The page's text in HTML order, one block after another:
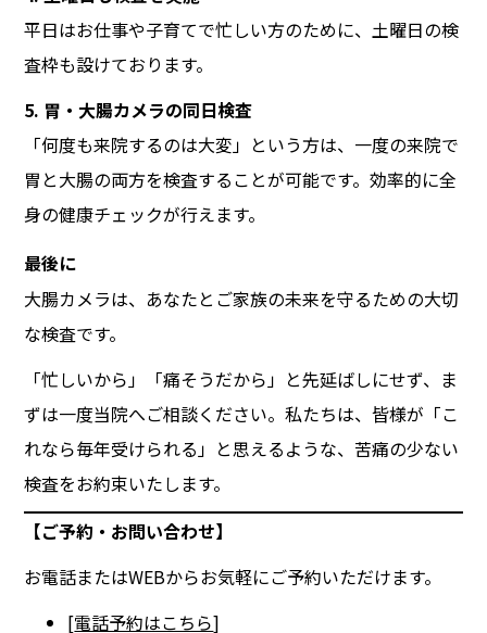
平日はお仕事や子育てで忙しい方のために、土曜日の検
査枠も設けております。
5. 胃・大腸カメラの同日検査
「何度も来院するのは大変」という方は、一度の来院で
胃と大腸の両方を検査することが可能です。効率的に全
身の健康チェックが行えます。
最後に
大腸カメラは、あなたとご家族の未来を守るための大切
な検査です。
「忙しいから」「痛そうだから」と先延ばしにせず、ま
ずは一度当院へご相談ください。私たちは、皆様が「こ
れなら毎年受けられる」と思えるような、苦痛の少ない
検査をお約束いたします。
【ご予約・お問い合わせ】
お電話またはWEBからお気軽にご予約いただけます。
[電話予約はこちら]